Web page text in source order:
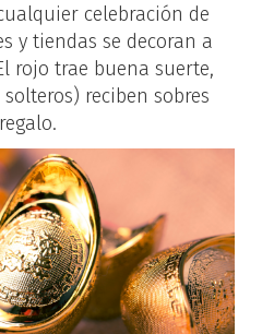
celebración de
y tiendas se decoran a
rojo trae buena suerte,
reciben sobres